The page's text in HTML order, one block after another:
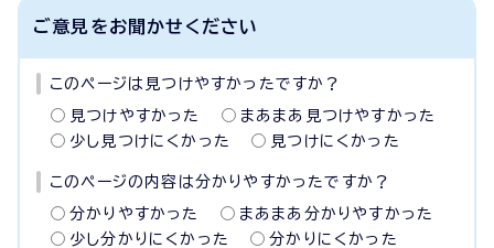
ご意見をお聞かせください
このページは見つけやすかったですか？
見つけやすかった
まあまあ見つけやすかった
少し見つけにくかった
見つけにくかった
このページの内容は分かりやすかったですか？
分かりやすかった
まあまあ分かりやすかった
少し分かりにくかった
分かりにくかった